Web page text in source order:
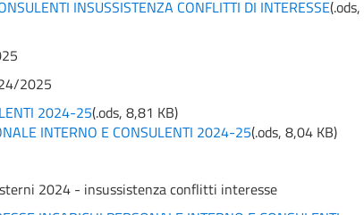
INSUSSISTENZA CONFLITTI DI INTERESSE(.ods,
2025
2024-25(.ods, 8,81 KB)
INTERNO E CONSULENTI 2024-25(.ods, 8,04 KB)
2024 - insussistenza conflitti interesse